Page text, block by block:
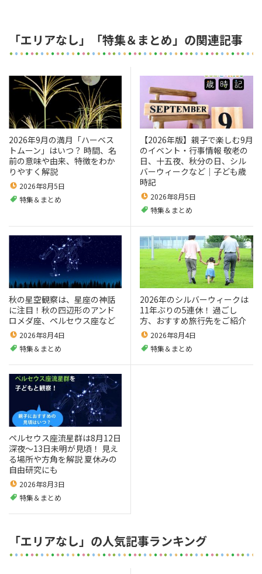
「エリアなし」「特集＆まとめ」の関連記事
2026年9月の満月「ハーベス
トムーン」はいつ？ 時間、名
前の意味や由来、特徴をわか
りやすく解説
2026年8月5日
特集＆まとめ
【2026年版】親子で楽しむ9月
のイベント・行事情報 敬老の
日、十五夜、秋分の日、シル
バーウィークなど｜子ども歳
時記
2026年8月5日
特集＆まとめ
秋の星空観察は、星座の神話
に注目！秋の四辺形のアンド
ロメダ座、ペルセウス座など
2026年8月4日
特集＆まとめ
2026年のシルバーウィークは
11年ぶりの5連休！ 過ごし
方、おすすめ旅行先をご紹介
2026年8月4日
特集＆まとめ
ペルセウス座流星群は8月12日
深夜～13日未明が見頃！ 見え
る場所や方角を解説 夏休みの
自由研究にも
2026年8月3日
特集＆まとめ
「エリアなし」の人気記事ランキング